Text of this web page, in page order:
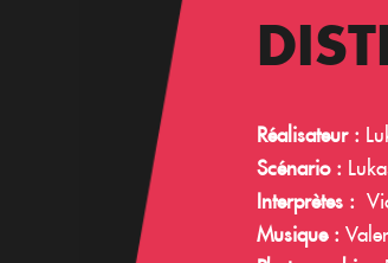
Réalisateur :
Scénario :
Interprètes :
Musique :